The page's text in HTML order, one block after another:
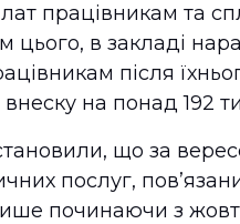
працівникам та
цього, в закладі
після
на понад 192
що за
послуг,
починаючи з